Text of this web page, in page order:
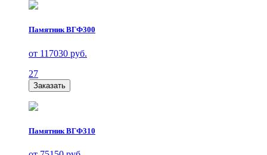
Памятник ВГФ300
от 117030 руб.
27
Заказать
Памятник ВГФ310